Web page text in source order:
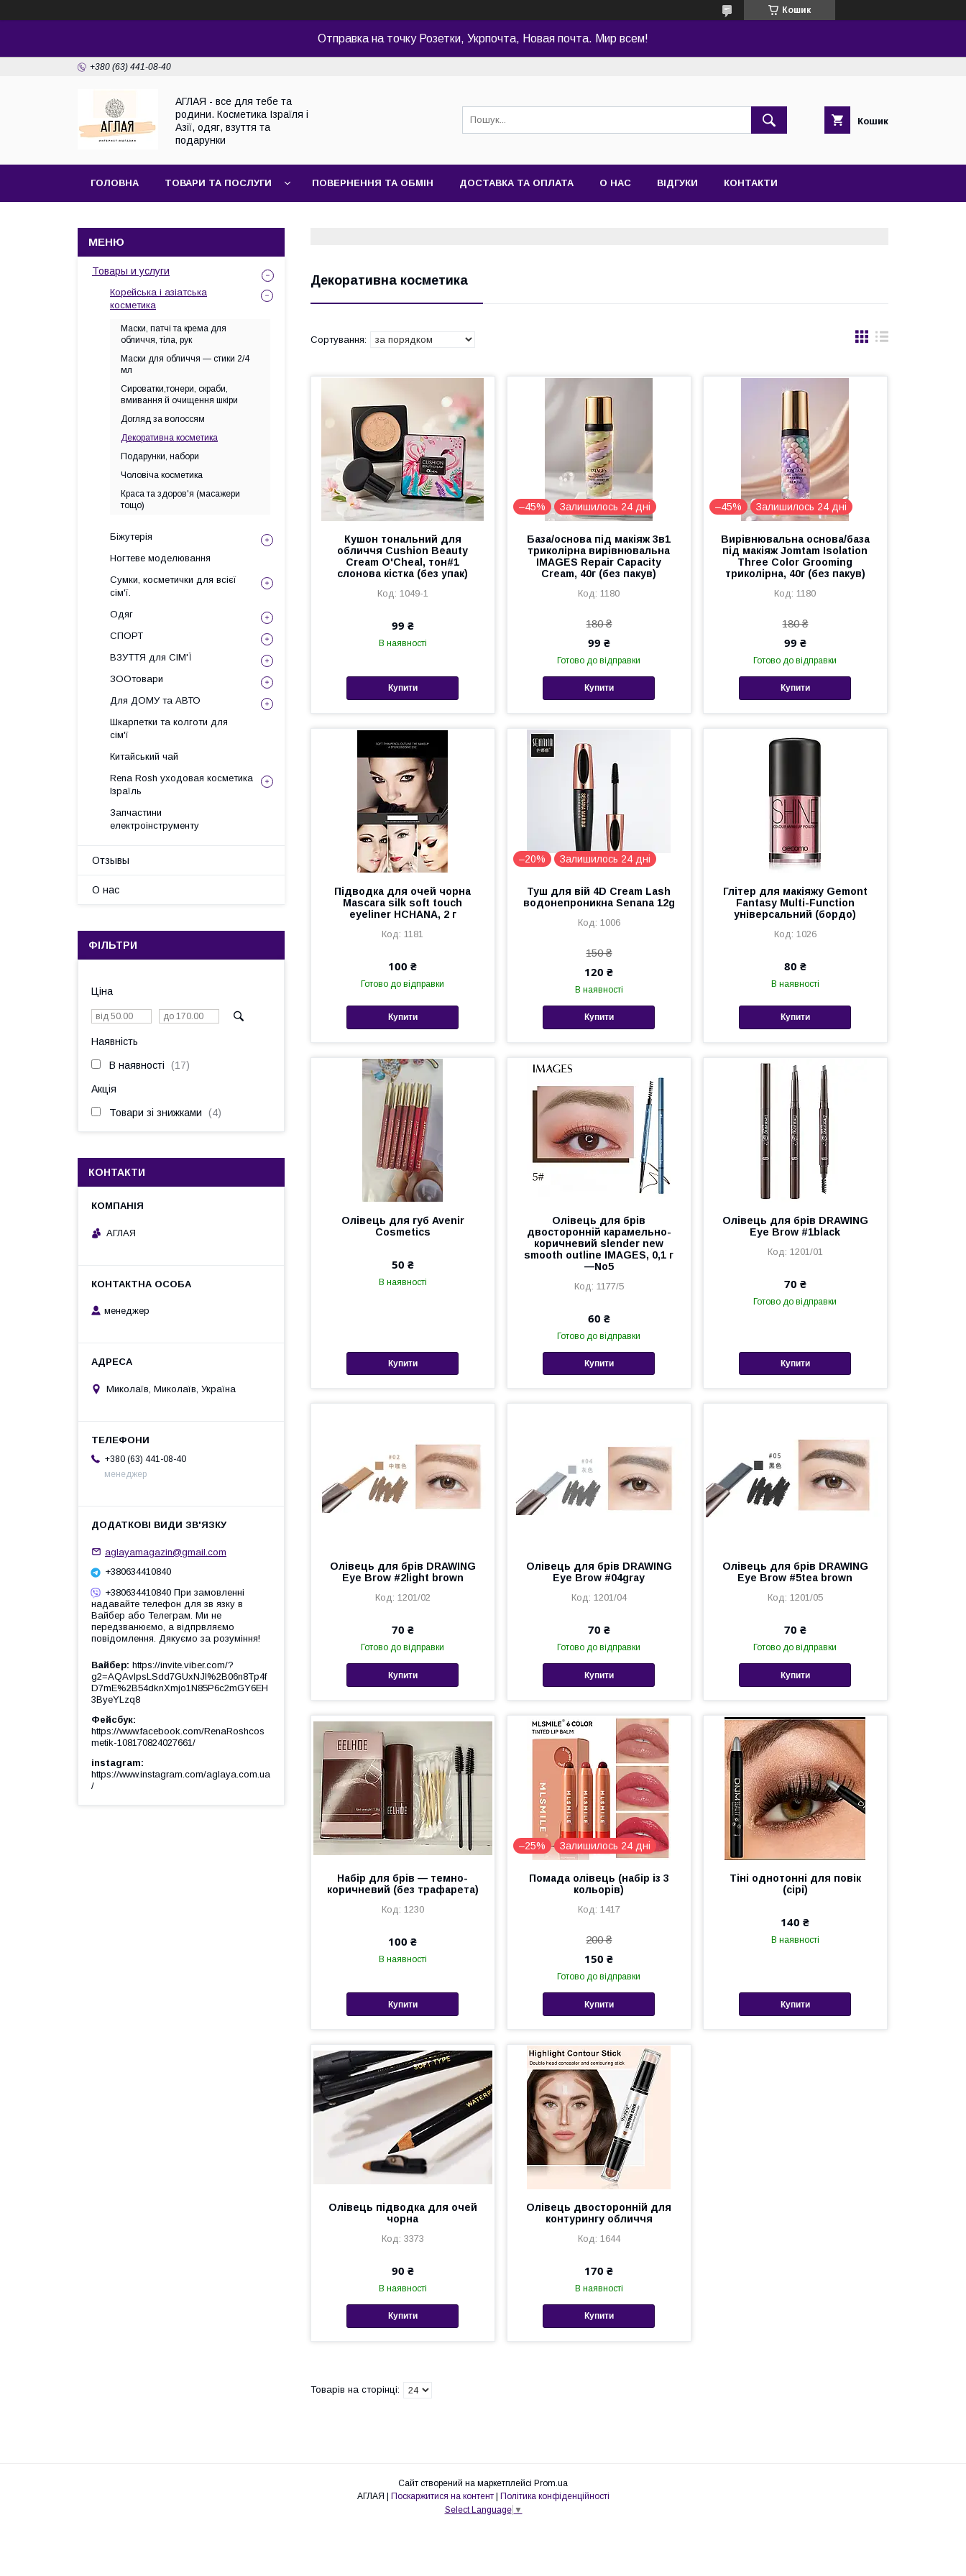
Кошик
Отправка на точку Розетки, Укрпочта, Новая почта. Мир всем!
+380 (63) 441-08-40
АГЛАЯ - все для тебе та
родини. Косметика Ізраїля і
Азії, одяг, взуття та
подарунки
Кошик
ГОЛОВНА ТОВАРИ ТА ПОСЛУГИ ПОВЕРНЕННЯ ТА ОБМІН ДОСТАВКА ТА ОПЛАТА О НАС ВІДГУКИ КОНТАКТИ
Декоративна косметика
Кушон тональний для
обличчя Cushion Beauty
Cream O'Cheal, тон#1
слонова кістка (без упак)
1049-1
99 ₴
В наявності
Купити
–45% Залишилось 24 дні
База/основа під макіяж 3в1
триколірна вирівнювальна
IMAGES Repair Capacity
Cream, 40г (без пакув)
1180
180 ₴
99 ₴
Готово до відправки
Купити
–45% Залишилось 24 дні
Вирівнювальна основа/база
під макіяж Jomtam Isolation
Three Color Grooming
триколірна, 40г (без пакув)
1180
180 ₴
99 ₴
Готово до відправки
Купити
Підводка для очей чорна
Mascara silk soft touch
eyeliner HCHANA, 2 г
1181
100 ₴
Готово до відправки
Купити
–20% Залишилось 24 дні
Туш для вій 4D Cream Lash
водонепроникна Senana 12g
1006
150 ₴
120 ₴
В наявності
Купити
Глітер для макіяжу Gemont
Fantasy Multi-Function
універсальний (бордо)
1026
80 ₴
В наявності
Купити
Олівець для губ Avenir
Cosmetics
50 ₴
В наявності
Купити
Олівець для брів
двосторонній карамельно-
коричневий slender new
smooth outline IMAGES, 0,1 г
—No5
1177/5
60 ₴
Готово до відправки
Купити
Олівець для брів DRAWING
Eye Brow #1black
1201/01
70 ₴
Готово до відправки
Купити
Олівець для брів DRAWING
Eye Brow #2light brown
1201/02
70 ₴
Готово до відправки
Купити
Олівець для брів DRAWING
Eye Brow #04gray
1201/04
70 ₴
Готово до відправки
Купити
Олівець для брів DRAWING
Eye Brow #5tea brown
1201/05
70 ₴
Готово до відправки
Купити
Набір для брів — темно-
коричневий (без трафарета)
1230
100 ₴
В наявності
Купити
–25% Залишилось 24 дні
Помада олівець (набір із 3
кольорів)
1417
200 ₴
150 ₴
Готово до відправки
Купити
Тіні однотонні для повік
(сірі)
140 ₴
В наявності
Купити
Олівець підводка для очей
чорна
3373
90 ₴
В наявності
Купити
Олівець двосторонній для
контурингу обличчя
1644
170 ₴
В наявності
Купити
Товары и услуги
Корейська і азіатська
косметика
Маски, патчі та крема для
обличчя, тіла, рук
Маски для обличчя — стики 2/4
мл
Сироватки,тонери, скраби,
вмивання й очищення шкіри
Догляд за волоссям
Декоративна косметика
Подарунки, набори
Чоловіча косметика
Краса та здоров'я (масажери
тощо)
Біжутерія
Ногтеве моделювання
Сумки, косметички для всієї
сім'ї.
Одяг
СПОРТ
ВЗУТТЯ для СІМ'Ї
ЗООтовари
Для ДОМУ та АВТО
Шкарпетки та колготи для
сім'ї
Китайський чай
Rena Rosh уходовая косметика
Ізраїль
Запчастини
електроінструменту
Отзывы
О нас
ФІЛЬТРИ
Ціна
Наявність
В наявності 17
Акція
Товари зі знижками 4
КОНТАКТИ
АГЛАЯ
менеджер
Миколаїв, Миколаїв, Україна
+380 (63) 441-08-40
менеджер
aglayamagazin@gmail.com
+380634410840
+380634410840 При замовленні
надавайте телефон для зв язку в
Вайбер або Телеграм. Ми не
передзванюємо, а відпрвляємо
повідомлення. Дякуємо за розуміння!
Вайбер https://invite.viber.com/?
g2=AQAvlpsLSdd7GUxNJl%2B06n8Tp4f
D7mE%2B54dknXmjo1N85P6c2mGY6EH
3ByeYLzq8
Фейсбук
https://www.facebook.com/RenaRoshcos
metik-108170824027661/
instagram
https://www.instagram.com/aglaya.com.ua
/
Сайт створений на маркетплейсі Prom.ua
АГЛАЯ | Поскаржитися на контент | Політика конфіденційності
Select Language ▼